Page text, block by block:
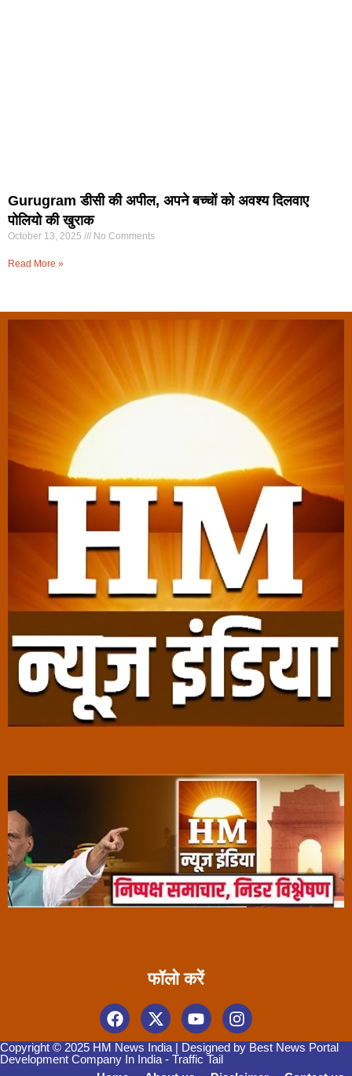
Gurugram डीसी की अपील, अपने बच्चों को अवश्य दिलवाए
पोलियो की खुराक
October 13, 2025 No Comments
Read More »
फॉलो करें
Copyright © 2025 HM News India | Designed by Best News Portal
Development Company In India - Traffic Tail